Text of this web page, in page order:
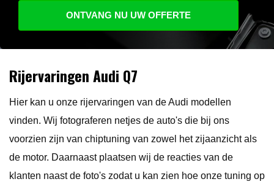
Rijervaringen Audi Q7
Hier kan u onze rijervaringen van de Audi modellen
vinden. Wij fotograferen netjes de auto's die bij ons
voorzien zijn van chiptuning van zowel het zijaanzicht als
de motor. Daarnaast plaatsen wij de reacties van de
klanten naast de foto's zodat u kan zien hoe onze tuning op
ONTVANG NU UW OFFERTE